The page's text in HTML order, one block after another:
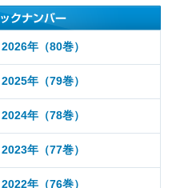
2026年（80巻）
2025年（79巻）
2024年（78巻）
2023年（77巻）
2022年（76巻）